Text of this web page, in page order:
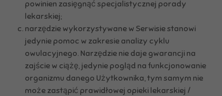
powinien zasięgnąć specjalistycznej porady
lekarskiej;
narzędzie wykorzystywane w Serwisie stanowi
jedynie pomoc w zakresie analizy cyklu
owulacyjnego. Narzędzie nie daje gwarancji na
zajście w ciążę, jedynie pogląd na funkcjonowanie
organizmu danego Użytkownika, tym samym nie
może zastąpić prawidłowej opieki lekarskiej /